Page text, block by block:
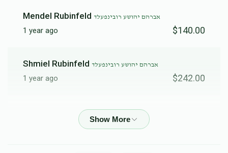
Mendel Rubinfeld אברהם יהושע רובינפעלד
1 year ago $140.00
Shmiel Rubinfeld אברהם יהושע רובינפעלד
1 year ago $242.00
אברהם יהושע רובינפעלד